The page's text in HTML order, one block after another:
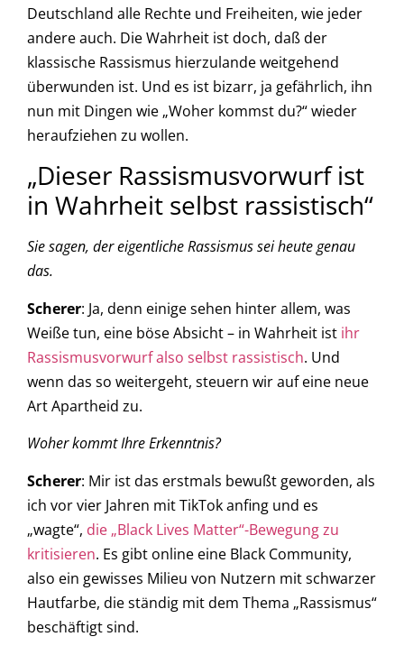
Deutschland alle Rechte und Freiheiten, wie jeder
andere auch. Die Wahrheit ist doch, daß der
klassische Rassismus hierzulande weitgehend
überwunden ist. Und es ist bizarr, ja gefährlich, ihn
nun mit Dingen wie „Woher kommst du?“ wieder
heraufziehen zu wollen.
„Dieser Rassismusvorwurf ist
in Wahrheit selbst rassistisch“
Sie sagen, der eigentliche Rassismus sei heute genau
das.
Scherer: Ja, denn einige sehen hinter allem, was
Weiße tun, eine böse Absicht – in Wahrheit ist ihr
Rassismusvorwurf also selbst rassistisch. Und
wenn das so weitergeht, steuern wir auf eine neue
Art Apartheid zu.
Woher kommt Ihre Erkenntnis?
Scherer: Mir ist das erstmals bewußt geworden, als
ich vor vier Jahren mit TikTok anfing und es
„wagte“, die „Black Lives Matter“-Bewegung zu
kritisieren. Es gibt online eine Black Community,
also ein gewisses Milieu von Nutzern mit schwarzer
Hautfarbe, die ständig mit dem Thema „Rassismus“
beschäftigt sind.